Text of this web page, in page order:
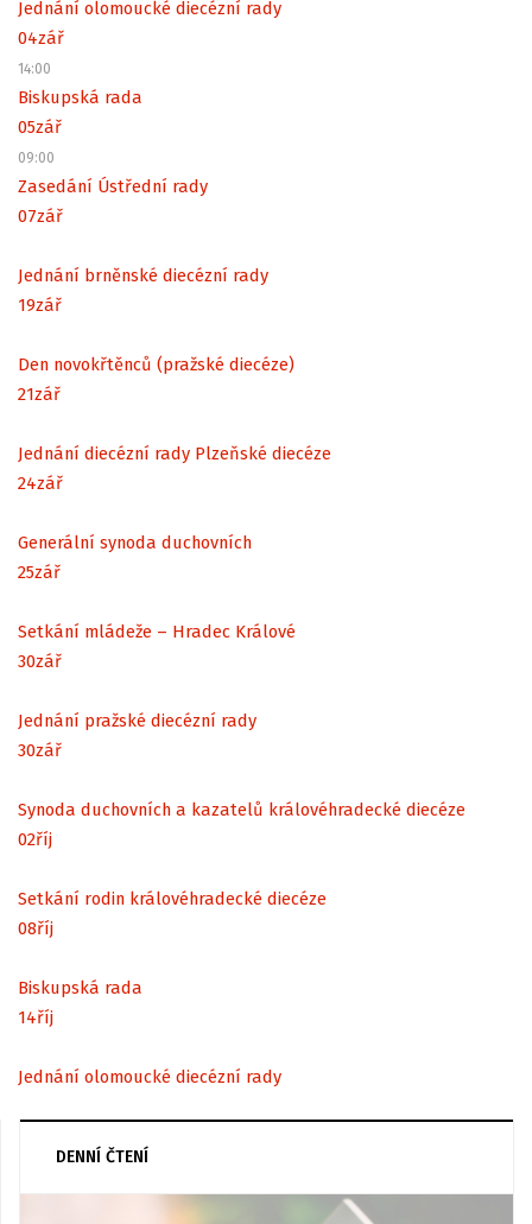
Jednání olomoucké diecézní rady
04zář
14:00
Biskupská rada
05zář
09:00
Zasedání Ústřední rady
07zář
Jednání brněnské diecézní rady
19zář
Den novokřtěnců (pražské diecéze)
21zář
Jednání diecézní rady Plzeňské diecéze
24zář
Generální synoda duchovních
25zář
Setkání mládeže – Hradec Králové
30zář
Jednání pražské diecézní rady
30zář
Synoda duchovních a kazatelů královéhradecké diecéze
02říj
Setkání rodin královéhradecké diecéze
08říj
Biskupská rada
14říj
Jednání olomoucké diecézní rady
DENNÍ ČTENÍ